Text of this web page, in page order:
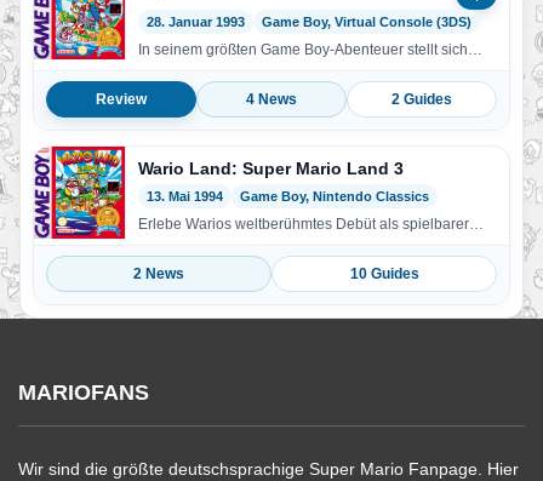
28. Januar 1993
Game Boy, Virtual Console (3DS)
In seinem größten Game Boy-Abenteuer stellt sich
Land besetzt…
Review 4 News 2 Guides
Wario Land: Super Mario Land 3
13. Mai 1994 Game Boy, Nintendo Classics
Erlebe Warios weltberühmtes Debüt als spielbarer
2 News 10 Guides
MARIOFANS
Wir sind die größte deutschsprachige Super Mario Fanpage. Hier